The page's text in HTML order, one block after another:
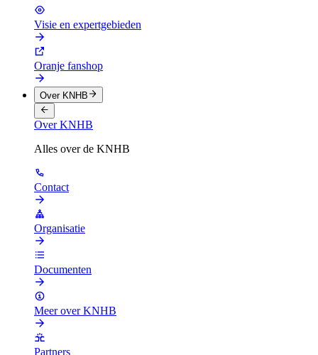
Visie en expertgebieden
Oranje fanshop
Over KNHB
Over KNHB
Alles over de KNHB
Contact
Organisatie
Documenten
Meer over KNHB
Partners